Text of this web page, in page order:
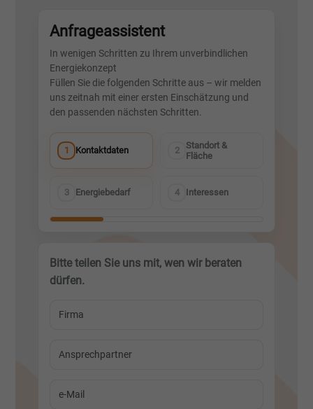
Anfrageassistent
In wenigen Schritten zu Ihrem unverbindlichen
Energiekonzept
Füllen Sie die folgenden Schritte aus – wir melden
uns zeitnah mit einer ersten Einschätzung und
den passenden nächsten Schritten.
1 Kontaktdaten 2
Standort &
Fläche
3 Energiebedarf 4 Interessen
Bitte teilen Sie uns mit, wen wir beraten
dürfen.